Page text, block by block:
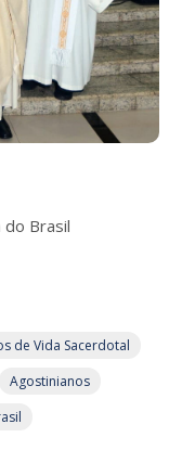
do Brasil
de Vida Sacerdotal
Agostinianos